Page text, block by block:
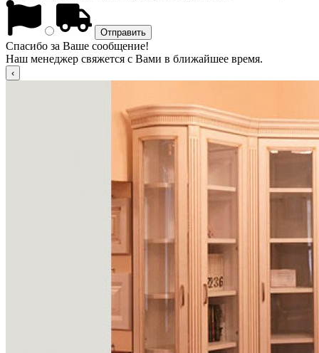
Спасибо за Ваше сообщение!
Наш менеджер свяжется с Вами в ближайшее время.